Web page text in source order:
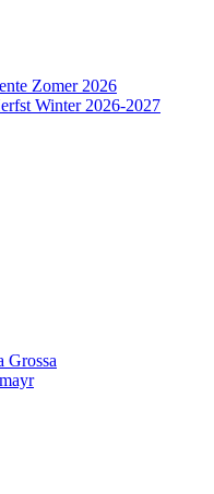
Zomer 2026
Winter 2026-2027
Grossa